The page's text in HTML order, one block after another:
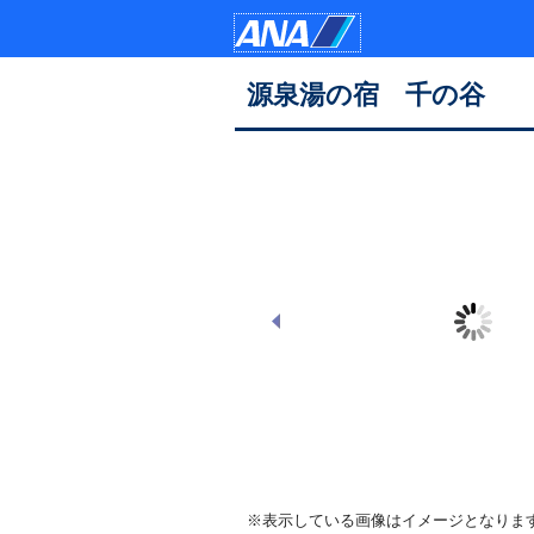
源泉湯の宿 千の谷
※表示している画像はイメージとなりま